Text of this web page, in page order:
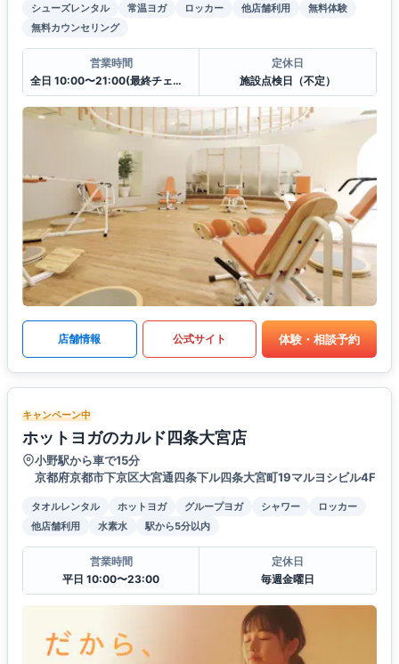
シューズレンタル 常温ヨガ ロッカー 他店舗利用
無料体験
無料カウンセリング
営業時間
全日 10:00〜21:00(最終チェックイン20:30)
定休日
施設点検日（不定）
店舗情報 公式サイト 体験・相談予約
キャンペーン中
ホットヨガのカルド四条大宮店
小野駅から車で15分
京都府京都市下京区大宮通四条下ル四条大宮町19マルヨシビル4F
タオルレンタル ホットヨガ グループヨガ シャワー
ロッカー
他店舗利用
水素水 駅から5分以内
営業時間
平日 10:00〜23:00
定休日
毎週金曜日